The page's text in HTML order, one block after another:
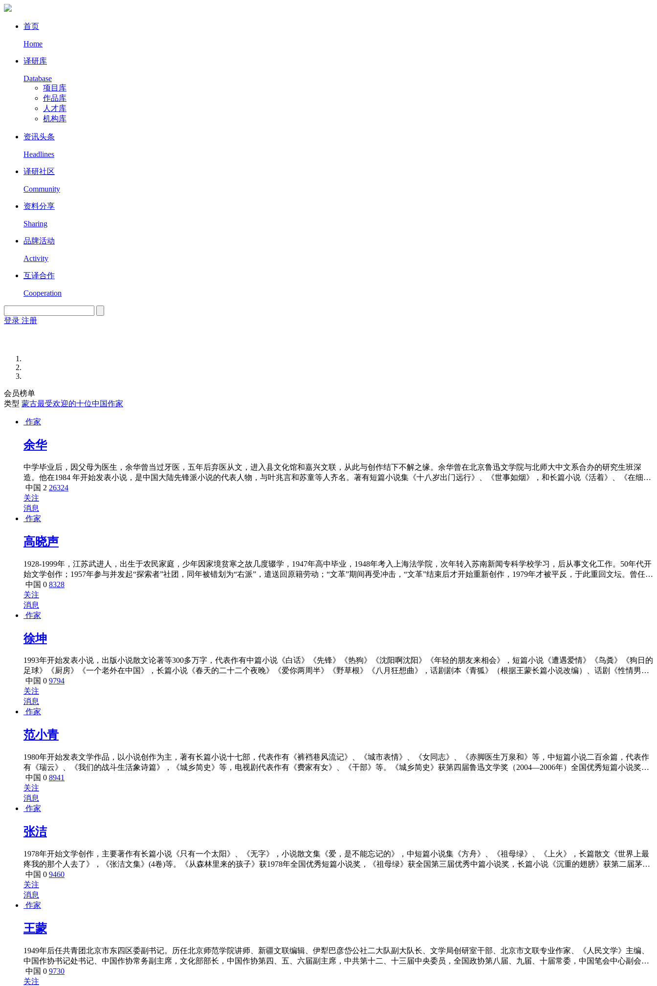
首页
Home
译研库
Database
项目库
作品库
人才库
机构库
资讯头条
Headlines
译研社区
Community
资料分享
Sharing
品牌活动
Activity
互译合作
Cooperation
登录 注册
会员榜单
类型 蒙古最受欢迎的十位中国作家
作家
余华
中学毕业后，因父母为医生，余华曾当过牙医，五年后弃医从文，进入县文化馆和嘉兴文联，从此与创作结下不解之缘。余华曾在北京鲁迅文学院与北师大中文系合办的研究生班深
造。他在1984 年开始发表小说，是中国大陆先锋派小说的代表人物，与叶兆言和苏童等人齐名。著有短篇小说集《十八岁出门远行》、《世事如烟》，和长篇小说《活着》、《在细雨
中呼喊》及《战栗》。
中国 2 26324
关注
消息
作家
高晓声
1928-1999年，江苏武进人，出生于农民家庭，少年因家境贫寒之故几度辍学，1947年高中毕业，1948年考入上海法学院，次年转入苏南新闻专科学校学习，后从事文化工作。50年代开
始文学创作；1957年参与并发起“探索者”社团，同年被错划为“右派”，遣送回原籍劳动；“文革”期间再受冲击，“文革”结束后才开始重新创作，1979年才被平反，于此重回文坛。曾任中
国作协理事、江苏作协副主席。高晓声的文学创作以短篇小说为主，也有长篇小说的尝试。其中，《李顺大造屋》《“漏斗户”主》《陈奂生上城》是其有代表性的名篇，《李顺大造
屋》《陈奂生上城》也分别获得1979、1980年全国优秀短篇小说奖。90年代，高晓
中国 0 8328
关注
消息
作家
徐坤
1993年开始发表小说，出版小说散文论著等300多万字，代表作有中篇小说《白话》《先锋》《热狗》《沈阳啊沈阳》《年轻的朋友来相会》，短篇小说《遭遇爱情》《鸟粪》《狗日的
足球》《厨房》《一个老外在中国》，长篇小说《春天的二十二个夜晚》《爱你两周半》《野草根》《八月狂想曲》，话剧剧本《青狐》（根据王蒙长篇小说改编）、话剧《性情男
女》（由北京人民艺术剧院2006年上演）。部分作品被翻译成英、德、法、俄、日语。先后获得过首届冯牧文学奖（2000），第九届庄重文文学奖（2003），首届女性文学成就奖（199
8），多次获得《小说月报》大众评选“百花奖”，《中国作家》、《人民文学》、《小说选刊》等评选的优秀
中国 0 9794
关注
消息
作家
范小青
1980年开始发表文学作品，以小说创作为主，著有长篇小说十七部，代表作有《裤裆巷风流记》、《城市表情》、《女同志》、《赤脚医生万泉和》等，中短篇小说二百余篇，代表作
有《瑞云》、《我们的战斗生活象诗篇》，《城乡简史》等，电视剧代表作有《费家有女》、《干部》等。《城乡简史》获第四届鲁迅文学奖（2004—2006年）全国优秀短篇小说奖，
另有作品获江苏省第二届文艺大奖、紫金山文学奖。
中国 0 8941
关注
消息
作家
张洁
1978年开始文学创作，主要著作有长篇小说《只有一个太阳》、《无字》，小说散文集《爱，是不能忘记的》，中短篇小说集《方舟》、《祖母绿》、《上火》，长篇散文《世界上最
疼我的那个人去了》，《张洁文集》(4卷)等。《从森林里来的孩子》获1978年全国优秀短篇小说奖，《祖母绿》获全国第三届优秀中篇小说奖，长篇小说《沉重的翅膀》获第二届茅盾
文学奖，长篇小说《无字》获第六届茅盾文学奖。获意大利1989年度“玛拉帕尔帝”国际文学奖。1992年被选为美国文学艺术院荣誉院士。是迄今为止全国唯一获得短篇、中篇、长篇小
说三项国家奖的作家，并创全国优秀短篇小说奖“三连冠”纪录。部分作品译有英、法、德、丹麦、挪威、瑞典
中国 0 9460
关注
消息
作家
王蒙
1949年后任共青团北京市东四区委副书记。历任北京师范学院讲师、新疆文联编辑、伊犁巴彦岱公社二大队副大队长、文学局创研室干部、北京市文联专业作家、《人民文学》主编、
中国作协书记处书记、中国作协常务副主席，文化部部长，中国作协第四、五、六届副主席，中共第十二、十三届中央委员，全国政协第八届、九届、十届常委，中国笔会中心副会
长、中国少数民族文化基金会会长、中国国际交流协会副会长等职。1953年开始创作长篇小说《青春万岁》（1979年出版）。1955年发表处女作《小豆儿》，1956年短篇小说《组织部
新来的青年人》在《人民文学》第9期发表，旋即引起轩然大波。1958年被错划为“右派”，下放北京门头沟劳
中国 0 9730
关注